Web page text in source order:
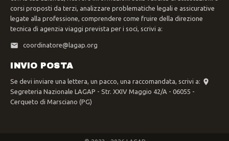
corsi proposti da terzi, analizzare problematiche legali e assicurative
legate alla professione, comprendere come fruire della direzione
tecnica di agenzia viaggi prevista per i soci, scrivi a:
coordinatore@lagap.org
INVIO POSTA
Se devi inviare una lettera, un pacco, una raccomandata, scrivi a:
Segreteria Nazionale LAGAP - Str. XXIV Maggio 42/A - 06055 -
Cerqueto di Marsciano (PG)